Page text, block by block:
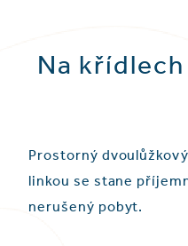
Na křídlech
Prostorný
linkou se stane
nerušený pobyt.